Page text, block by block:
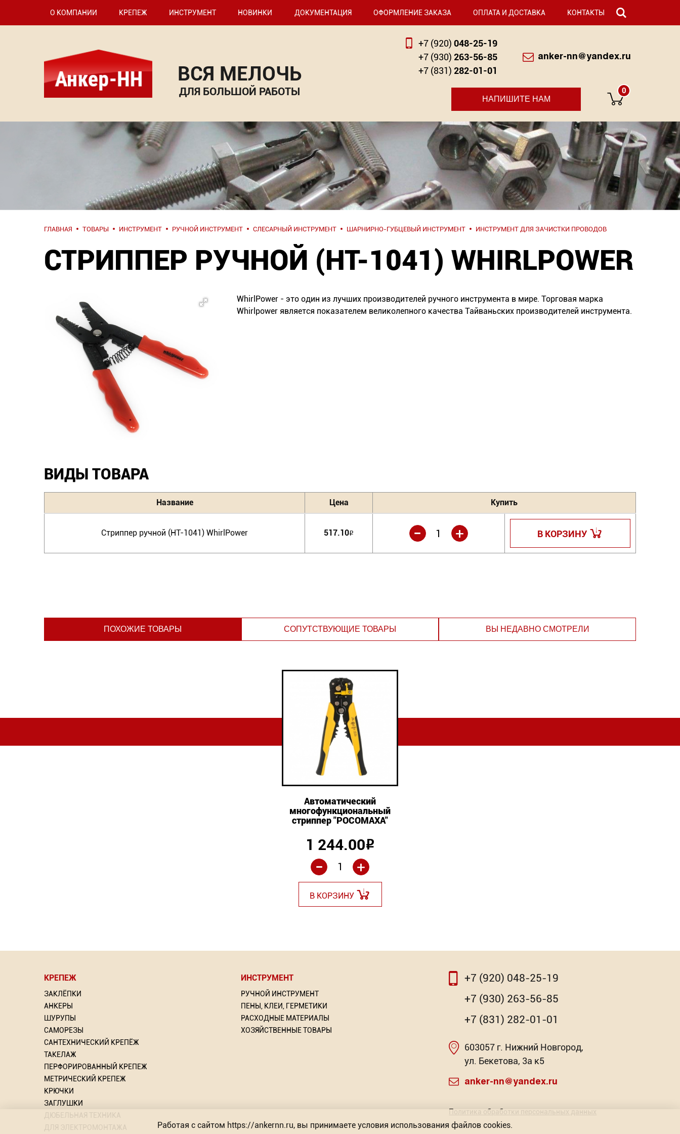
О КОМПАНИИ КРЕПЕЖ ИНСТРУМЕНТ НОВИНКИ ДОКУМЕНТАЦИЯ ОФОРМЛЕНИЕ ЗАКАЗА ОПЛАТА И ДОСТАВКА КОНТАКТЫ
ВСЯ МЕЛОЧЬ
ДЛЯ БОЛЬШОЙ РАБОТЫ
+7 (920) 048-25-19
+7 (930) 263-56-85
+7 (831) 282-01-01
anker-nn@yandex.ru
НАПИШИТЕ НАМ
0
ГЛАВНАЯ ТОВАРЫ ИНСТРУМЕНТ РУЧНОЙ ИНСТРУМЕНТ СЛЕСАРНЫЙ ИНСТРУМЕНТ ШАРНИРНО-ГУБЦЕВЫЙ ИНСТРУМЕНТ ИНСТРУМЕНТ ДЛЯ ЗАЧИСТКИ ПРОВОДОВ
СТРИППЕР РУЧНОЙ (HT-1041) WHIRLPOWER
WhirlPower - это один из лучших производителей ручного инструмента в мире. Торговая марка
Whirlpower является показателем великолепного качества Тайваньских производителей инструмента.
ВИДЫ ТОВАРА
Название Цена Купить
Стриппер ручной (HT-1041) WhirlPower 517.10Р +
- В КОРЗИНУ
ПОХОЖИЕ ТОВАРЫ
Автоматический
многофункциональный
стриппер "РОСОМАХА"
1 244.00Р
+
-
В КОРЗИНУ
СОПУТСТВУЮЩИЕ ТОВАРЫ
+
-
ВЫ НЕДАВНО СМОТРЕЛИ
Насадка для МФИ ЗУБР
DIAMOND керамика, мрамор,
стекло
Торговых предложений: 2
от 603.57
Нить крученая разметочная
Торговых предложений: 2
Насадка для МФИ ЗУБР BIM
Торговых предложений: 3
КРЕПЕЖ
ЗАКЛЁПКИ
АНКЕРЫ
ШУРУПЫ
САМОРЕЗЫ
САНТЕХНИЧЕСКИЙ КРЕПЁЖ
ТАКЕЛАЖ
ПЕРФОРИРОВАННЫЙ КРЕПЕЖ
МЕТРИЧЕСКИЙ КРЕПЕЖ
КРЮЧКИ
ЗАГЛУШКИ
ДЮБЕЛЬНАЯ ТЕХНИКА
ДЛЯ ЭЛЕКТРОМОНТАЖА
ИНСТРУМЕНТ
РУЧНОЙ ИНСТРУМЕНТ
ПЕНЫ, КЛЕИ, ГЕРМЕТИКИ
РАСХОДНЫЕ МАТЕРИАЛЫ
ХОЗЯЙСТВЕННЫЕ ТОВАРЫ
+7 (920) 048-25-19
+7 (930) 263-56-85
+7 (831) 282-01-01
603057 г. Нижний Новгород,
ул. Бекетова, 3а к5
anker-nn@yandex.ru
Политика обработки персональных данных
Работая с сайтом https://ankernn.ru, вы принимаете условия использования файлов cookies.